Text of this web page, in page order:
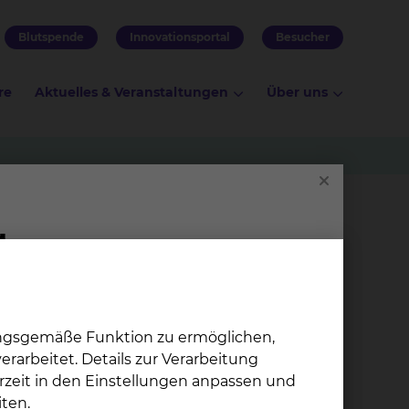
Blutspende Innovationsportal Besucher
Aktuelles & Veranstaltungen Über uns
with
Funktion zu ermöglichen,
Details zur Verarbeitung
in den Einstellungen anpassen und